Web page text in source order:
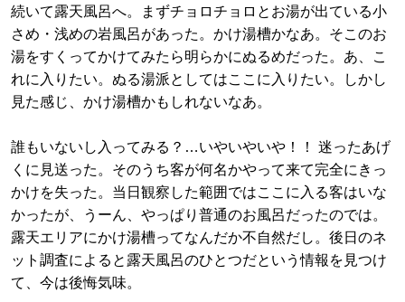
続いて露天風呂へ。まずチョロチョロとお湯が出ている小
さめ・浅めの岩風呂があった。かけ湯槽かなあ。そこのお
湯をすくってかけてみたら明らかにぬるめだった。あ、こ
れに入りたい。ぬる湯派としてはここに入りたい。しかし
見た感じ、かけ湯槽かもしれないなあ。
誰もいないし入ってみる？…いやいやいや！！ 迷ったあげ
くに見送った。そのうち客が何名かやって来て完全にきっ
かけを失った。当日観察した範囲ではここに入る客はいな
かったが、うーん、やっぱり普通のお風呂だったのでは。
露天エリアにかけ湯槽ってなんだか不自然だし。後日のネ
ット調査によると露天風呂のひとつだという情報を見つけ
て、今は後悔気味。